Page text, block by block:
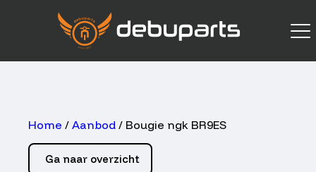
Home / Aanbod / Bougie ngk BR9ES
Ga naar overzicht